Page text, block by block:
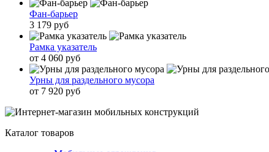
Фан-барьер
3 179 руб
Рамка указатель
от 4 060 руб
Урны для раздельного мусора
от 7 920 руб
Каталог товаров